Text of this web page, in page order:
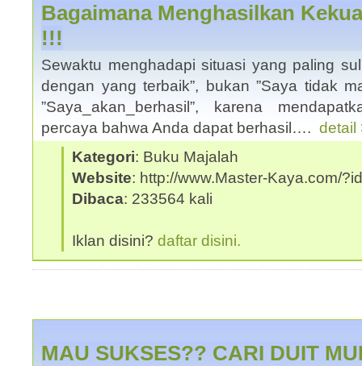
Bagaimana Menghasilkan
!!!
Sewaktu menghadapi situasi yang paling
dengan yang terbaik”, bukan ”Saya tidak
”Saya_akan_berhasil”, karena
percaya bahwa Anda dapat berhasil…. detail
Kategori: Buku Majalah
Website: http://www.Master-Kaya.com/
Dibaca: 233564 kali
Iklan disini? daftar disini.
MAU SUKSES?? CARI DUIT